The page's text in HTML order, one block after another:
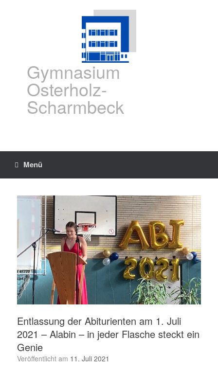
Gymnasium
Osterholz-
Scharmbeck
Menü
Entlassung der Abiturienten am 1. Juli
2021 – Alabin – in jeder Flasche steckt ein
Genie
Veröffentlicht am 11. Juli 2021